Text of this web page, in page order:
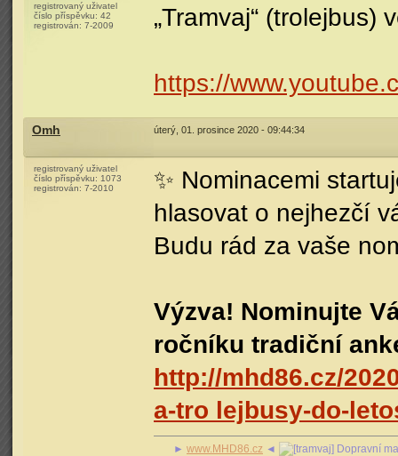
registrovaný uživatel
číslo příspěvku: 42
registrován: 7-2009 „Tramvaj“ (trolejbus)
https://
Omh úterý, 01. prosince 2020 - 09:44:34
registrovaný uživatel
číslo příspěvku: 1073
registrován: 7-2010
✨ Nominacemi
hlasovat o nejhezčí
Budu rád za vaše
Výzva! Nominujte
ročníku tradiční
http://mhd86.cz/
a-tro lejbusy-do-
► www.MHD86.cz ◄
Dopravní